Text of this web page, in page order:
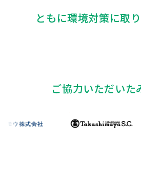
ともに環境対策に取
ご協力いただいた